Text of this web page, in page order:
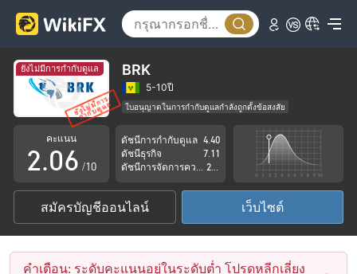
ยังไม่มีการกำกับดูแล BRK
5-10ปี
ใบอนุญาตในการกำกับดูแลกำลังถูกตั้งข้อสงสัย
กลุ่มธุรกิจที่ต้องสงสัย
ระวังความเสี่ยงอันตรายที่อาจจะซ่อนอยู่
คะแนน
0
1
2
3
4
5
.0
1
2
3
2
3
4
5
6
7
8
9
/10
ดัชนีการกำกับดูแล 4.40
ดัชนีธุรกิจ
7.11
สมัครบัญชีออนไลน์ เว็บไซต์
คำเตือน: ระดับคะแนนอยู่ในระดับต่ำ โปรดหลีกเลี่ยง